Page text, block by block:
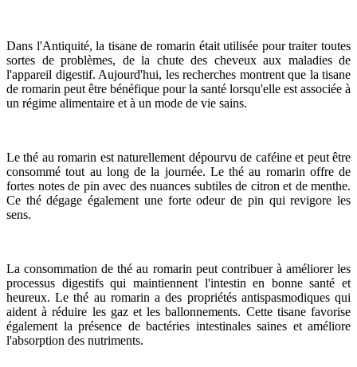
Dans l'Antiquité, la tisane de romarin était utilisée pour traiter toutes
sortes de problèmes, de la chute des cheveux aux maladies de
l'appareil digestif. Aujourd'hui, les recherches montrent que la tisane
de romarin peut être bénéfique pour la santé lorsqu'elle est associée à
un régime alimentaire et à un mode de vie sains.
Le thé au romarin est naturellement dépourvu de caféine et peut être
consommé tout au long de la journée. Le thé au romarin offre de
fortes notes de pin avec des nuances subtiles de citron et de menthe.
Ce thé dégage également une forte odeur de pin qui revigore les
sens.
La consommation de thé au romarin peut contribuer à améliorer les
processus digestifs qui maintiennent l'intestin en bonne santé et
heureux. Le thé au romarin a des propriétés antispasmodiques qui
aident à réduire les gaz et les ballonnements. Cette tisane favorise
également la présence de bactéries intestinales saines et améliore
l'absorption des nutriments.